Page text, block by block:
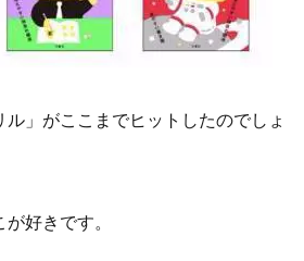
」がここまでヒットしたのでしょ
好きです。